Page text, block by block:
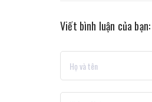
Viết bình luận của bạn: